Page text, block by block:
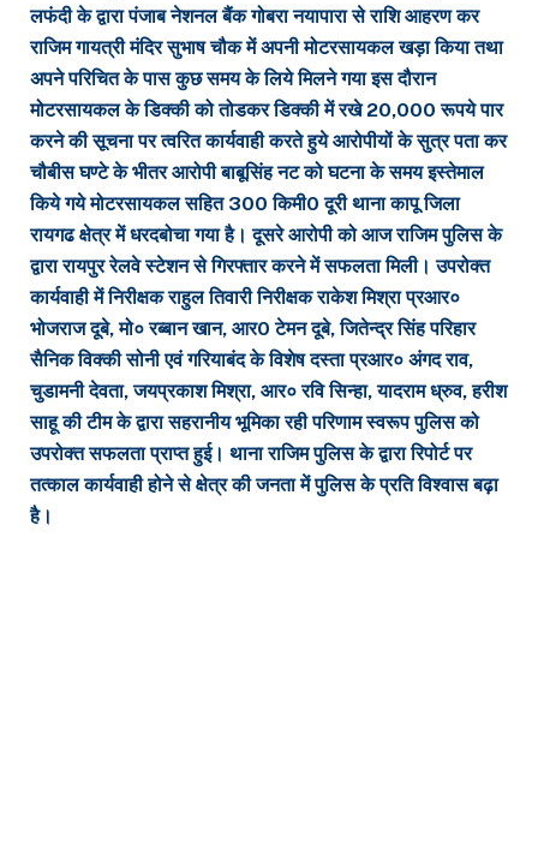
लफंदी के द्वारा पंजाब नेशनल बैंक गोबरा नयापारा से राशि आहरण कर
राजिम गायत्री मंदिर सुभाष चौक में अपनी मोटरसायकल खड़ा किया तथा
अपने परिचित के पास कुछ समय के लिये मिलने गया इस दौरान
मोटरसायकल के डिक्की को तोडकर डिक्की में रखे 20,000 रूपये पार
करने की सूचना पर त्वरित कार्यवाही करते हुये आरोपीयों के सुत्र पता कर
चौबीस घण्टे के भीतर आरोपी बाबूसिंह नट को घटना के समय इस्तेमाल
किये गये मोटरसायकल सहित 300 किमी0 दूरी थाना कापू जिला
रायगढ क्षेत्र में धरदबोचा गया है। दूसरे आरोपी को आज राजिम पुलिस के
द्वारा रायपुर रेलवे स्टेशन से गिरफ्तार करने में सफलता मिली। उपरोक्त
कार्यवाही में निरीक्षक राहुल तिवारी निरीक्षक राकेश मिश्रा प्रआर०
भोजराज दूबे, मो० रब्बान खान, आर0 टेमन दूबे, जितेन्द्र सिंह परिहार
सैनिक विक्की सोनी एवं गरियाबंद के विशेष दस्ता प्रआर० अंगद राव,
चुडामनी देवता, जयप्रकाश मिश्रा, आर० रवि सिन्हा, यादराम ध्रुव, हरीश
साहू की टीम के द्वारा सहरानीय भूमिका रही परिणाम स्वरूप पुलिस को
उपरोक्त सफलता प्राप्त हुई। थाना राजिम पुलिस के द्वारा रिपोर्ट पर
तत्काल कार्यवाही होने से क्षेत्र की जनता में पुलिस के प्रति विश्वास बढ़ा
है।